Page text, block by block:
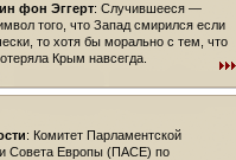
фон Эггерт: Случившееся —
того, что Запад смирился если
то хотя бы морально с тем, что
Крым навсегда.
: Комитет Парламентской
Совета Европы (ПАСЕ) по